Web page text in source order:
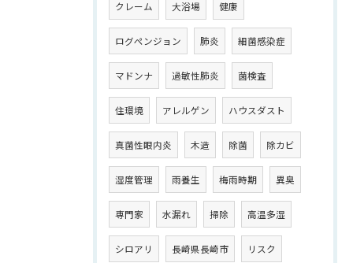
クレーム 大浴場 健康
ログペンジョン 肺炎 細菌感染症
マドンナ 過敏性肺炎 菌検査
住環境 アレルゲン ハウスダスト
真菌性眼内炎 木造 除菌 除カビ
湿度管理 雨養生 梅雨時期 異臭
専門家 水漏れ 掃除 高温多湿
シロアリ 長崎県長崎市 リスク